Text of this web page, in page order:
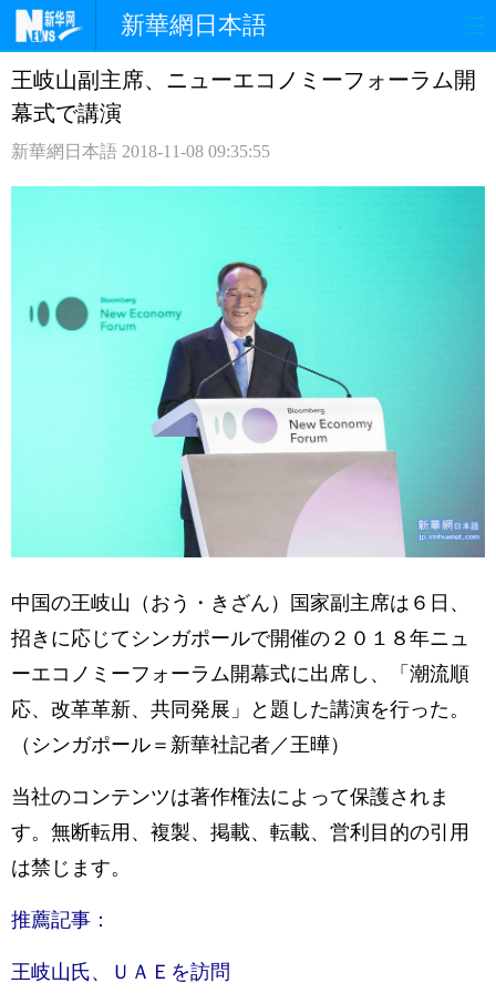
新華網日本語
ホームページ 政治 経済
王岐山副主席、ニューエコノミーフォーラム開
幕式で講演
新華網日本語 2018-11-08 09:35:55
中国の王岐山（おう・きざん）国家副主席は６日、
招きに応じてシンガポールで開催の２０１８年ニュ
ーエコノミーフォーラム開幕式に出席し、「潮流順
応、改革革新、共同発展」と題した講演を行った。
（シンガポール＝新華社記者／王曄）
当社のコンテンツは著作権法によって保護されま
す。無断転用、複製、掲載、転載、営利目的の引用
は禁じます。
推薦記事：
王岐山氏、ＵＡＥを訪問